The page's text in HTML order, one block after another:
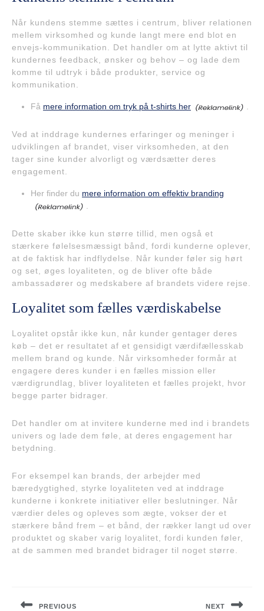
Når kundens stemme sættes i centrum, bliver relationen
mellem virksomhed og kunde langt mere end blot en
envejs-kommunikation. Det handler om at lytte aktivt til
kundernes feedback, ønsker og behov – og lade dem
komme til udtryk i både produkter, service og
kommunikation.
Få mere information om tryk på t-shirts her .
Ved at inddrage kundernes erfaringer og meninger i
udviklingen af brandet, viser virksomheden, at den
tager sine kunder alvorligt og værdsætter deres
engagement.
Her finder du mere information om effektiv branding
.
Dette skaber ikke kun større tillid, men også et
stærkere følelsesmæssigt bånd, fordi kunderne oplever,
at de faktisk har indflydelse. Når kunder føler sig hørt
og set, øges loyaliteten, og de bliver ofte både
ambassadører og medskabere af brandets videre rejse.
Loyalitet som fælles værdiskabelse
Loyalitet opstår ikke kun, når kunder gentager deres
køb – det er resultatet af et gensidigt værdifællesskab
mellem brand og kunde. Når virksomheder formår at
engagere deres kunder i en fælles mission eller
værdigrundlag, bliver loyaliteten et fælles projekt, hvor
begge parter bidrager.
Det handler om at invitere kunderne med ind i brandets
univers og lade dem føle, at deres engagement har
betydning.
For eksempel kan brands, der arbejder med
bæredygtighed, styrke loyaliteten ved at inddrage
kunderne i konkrete initiativer eller beslutninger. Når
værdier deles og opleves som ægte, vokser der et
stærkere bånd frem – et bånd, der rækker langt ud over
produktet og skaber varig loyalitet, fordi kunden føler,
at de sammen med brandet bidrager til noget større.
PREVIOUS NEXT